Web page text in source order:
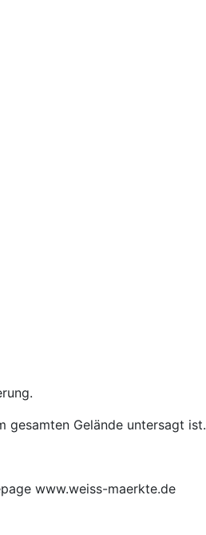
gesamten Gelände untersagt ist.
www.weiss-maerkte.de